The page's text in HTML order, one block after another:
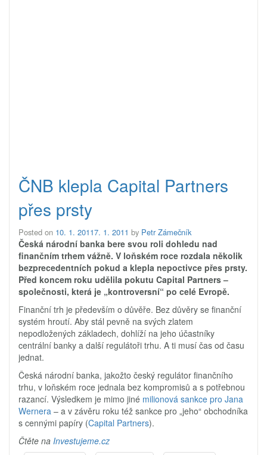
ČNB klepla Capital Partners
přes prsty
Posted on 10. 1. 20117. 1. 2011 by Petr Zámečník
Česká národní banka bere svou roli dohledu nad
finančním trhem vážně. V loňském roce rozdala několik
bezprecedentních pokud a klepla nepoctivce přes prsty.
Před koncem roku udělila pokutu Capital Partners –
společnosti, která je „kontroversní“ po celé Evropě.
Finanční trh je především o důvěře. Bez důvěry se finanční
systém hroutí. Aby stál pevně na svých zlatem
nepodložených základech, dohlíží na jeho účastníky
centrální banky a další regulátoři trhu. A ti musí čas od času
jednat.
Česká národní banka, jakožto český regulátor finančního
trhu, v loňském roce jednala bez kompromisů a s potřebnou
razancí. Výsledkem je mimo jiné milionová sankce pro Jana
Wernera – a v závěru roku též sankce pro „jeho“ obchodníka
s cennými papíry (Capital Partners).
Čtěte na Investujeme.cz